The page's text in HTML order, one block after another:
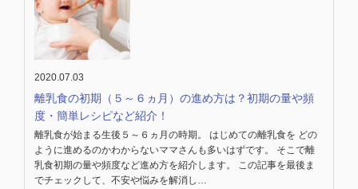
2020.07.03
離乳食の初期（５～６ヵ月）の進め方は？初期の量や頻
度・簡単レシピなど紹介！
離乳食が始まる生後５～６ヵ月の時期。 はじめての離乳食を どの
ように進めるのかわからないママさんも多いはずです。 そこで離
乳食初期の量や頻度など進め方を紹介します。 この記事を最後ま
でチェックして、不安や悩みを解消し…